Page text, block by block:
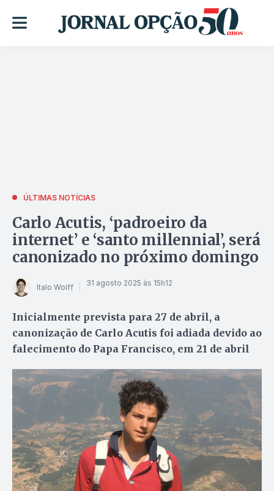
ÚLTIMAS NOTÍCIAS
Carlo Acutis, ‘padroeiro da
internet’ e ‘santo millennial’, será
canonizado no próximo domingo
Italo Wolff 31 agosto 2025 às 15h12
Inicialmente prevista para 27 de abril, a
canonização de Carlo Acutis foi adiada devido ao
falecimento do Papa Francisco, em 21 de abril